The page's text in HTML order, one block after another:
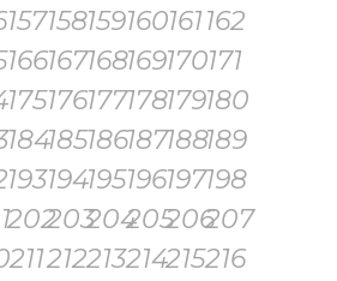
157158159160161162
166167168169170171
175176177178179180
184185186187188189
193194195196197198
202203204205206207
211212213214215216